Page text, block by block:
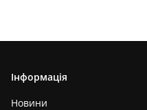
Інформація
Новини